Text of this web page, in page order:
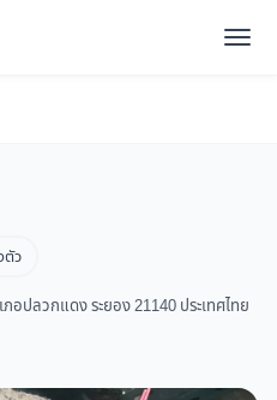
ตัว
ปลวกแดง ระยอง 21140 ประเทศไทย